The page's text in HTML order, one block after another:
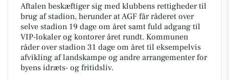
Aftalen beskæftiger sig med klubbens rettigheder til
brug af stadion, herunder at AGF får råderet over
selve stadion 19 dage om året samt fuld adgang til
VIP-lokaler og kontorer året rundt. Kommunen
råder over stadion 31 dage om året til eksempelvis
afvikling af landskampe og andre arrangementer for
byens idræts- og fritidsliv.